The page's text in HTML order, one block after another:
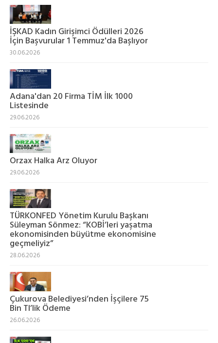
İŞKAD Kadın Girişimci Ödülleri 2026
İçin Başvurular 1 Temmuz'da Başlıyor
30.06.2026
Adana'dan 20 Firma TİM İlk 1000
Listesinde
29.06.2026
Orzax Halka Arz Oluyor
29.06.2026
TÜRKONFED Yönetim Kurulu Başkanı
Süleyman Sönmez: “KOBİ’leri yaşatma
ekonomisinden büyütme ekonomisine
geçmeliyiz”
28.06.2026
Çukurova Belediyesi’nden İşçilere 75
Bin Tl’lik Ödeme
26.06.2026